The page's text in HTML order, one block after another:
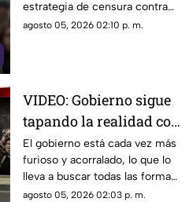
contra la ciudadanía en
México (VIDEO)
estrategia de censura contra
los ciudadanos. Buscan evitar
quién contestarán.
agosto 05, 2026 02:10 p. m.
VIDEO: Gobierno sigue
tapando la realidad con
mentiras; busca la
forma de callar a sus
opositores
El gobierno está cada vez más
furioso y acorralado, lo que lo
lleva a buscar todas las formas
posibles de callar a sus
agosto 05, 2026 02:03 p. m.